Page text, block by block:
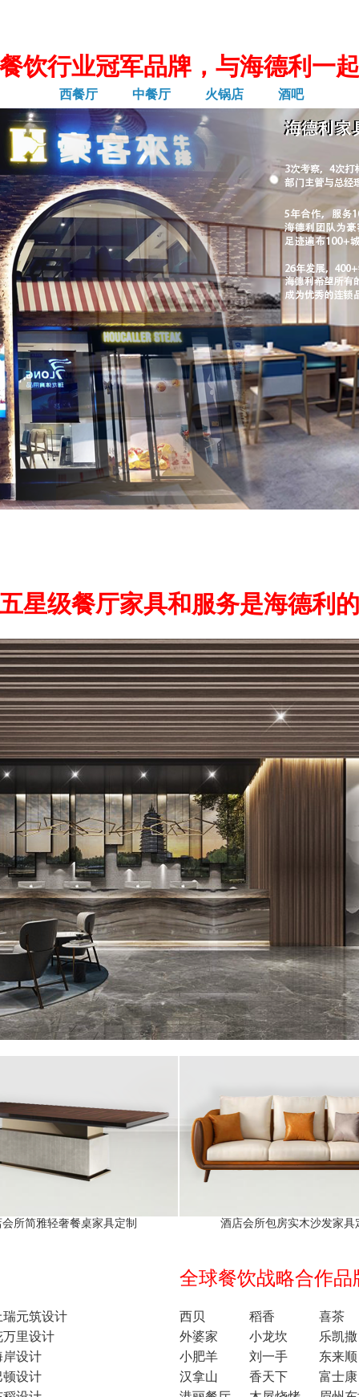
饮行业冠军品牌，与海德利一
西餐厅 中餐厅 火锅店 酒吧
星级餐厅家具和服务是海德利
所简雅轻奢餐桌家具定制 酒店会所包房实木沙发家具
瑞元筑设计
万里设计
岸设计
顿设计
全球餐饮战略合作品
西贝 稻香
喜茶
外婆家
小龙坎
乐凯撒
小肥羊
刘一手
东来顺
汉拿山
香天下
富士康